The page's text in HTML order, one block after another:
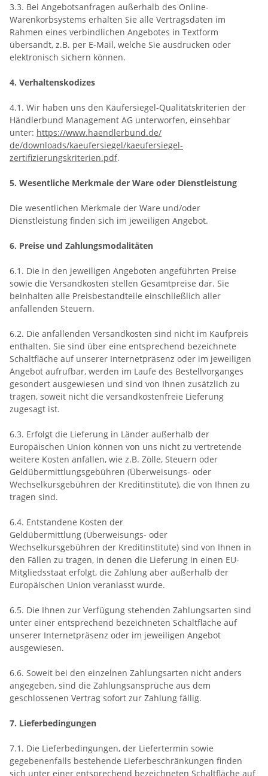
3.3. Bei Angebotsanfragen außerhalb des Online-
Warenkorbsystems erhalten Sie alle Vertragsdaten im
Rahmen eines verbindlichen Angebotes in Textform
übersandt, z.B. per E-Mail, welche Sie ausdrucken oder
elektronisch sichern können.
4. Verhaltenskodizes
4.1. Wir haben uns den Käufersiegel-Qualitätskriterien der
Händlerbund Management AG unterworfen, einsehbar
unter: https://www.haendlerbund.de/
de/downloads/kaeufersiegel/kaeufersiegel-
zertifizierungskriterien.pdf.
5. Wesentliche Merkmale der Ware oder Dienstleistung
Die wesentlichen Merkmale der Ware und/oder
Dienstleistung finden sich im jeweiligen Angebot.
6. Preise und Zahlungsmodalitäten
6.1. Die in den jeweiligen Angeboten angeführten Preise
sowie die Versandkosten stellen Gesamtpreise dar. Sie
beinhalten alle Preisbestandteile einschließlich aller
anfallenden Steuern.
6.2. Die anfallenden Versandkosten sind nicht im Kaufpreis
enthalten. Sie sind über eine entsprechend bezeichnete
Schaltfläche auf unserer Internetpräsenz oder im jeweiligen
Angebot aufrufbar, werden im Laufe des Bestellvorganges
gesondert ausgewiesen und sind von Ihnen zusätzlich zu
tragen, soweit nicht die versandkostenfreie Lieferung
zugesagt ist.
6.3. Erfolgt die Lieferung in Länder außerhalb der
Europäischen Union können von uns nicht zu vertretende
weitere Kosten anfallen, wie z.B. Zölle, Steuern oder
Geldübermittlungsgebühren (Überweisungs- oder
Wechselkursgebühren der Kreditinstitute), die von Ihnen zu
tragen sind.
6.4. Entstandene Kosten der
Geldübermittlung (Überweisungs- oder
Wechselkursgebühren der Kreditinstitute) sind von Ihnen in
den Fällen zu tragen, in denen die Lieferung in einen EU-
Mitgliedsstaat erfolgt, die Zahlung aber außerhalb der
Europäischen Union veranlasst wurde.
6.5. Die Ihnen zur Verfügung stehenden Zahlungsarten sind
unter einer entsprechend bezeichneten Schaltfläche auf
unserer Internetpräsenz oder im jeweiligen Angebot
ausgewiesen.
6.6. Soweit bei den einzelnen Zahlungsarten nicht anders
angegeben, sind die Zahlungsansprüche aus dem
geschlossenen Vertrag sofort zur Zahlung fällig.
7. Lieferbedingungen
7.1. Die Lieferbedingungen, der Liefertermin sowie
gegebenenfalls bestehende Lieferbeschränkungen finden
sich unter einer entsprechend bezeichneten Schaltfläche auf